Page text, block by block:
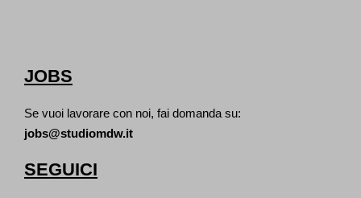
JOBS
Se vuoi lavorare con noi, fai domanda su:
jobs@studiomdw.it
SEGUICI